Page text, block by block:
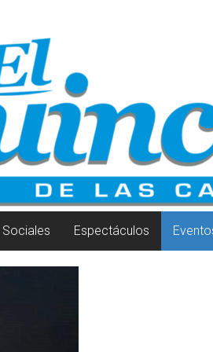
Sociales Espectáculos